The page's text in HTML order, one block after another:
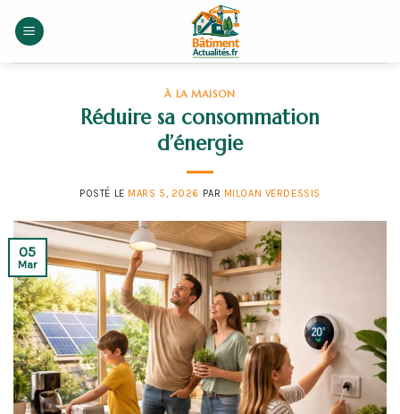
À LA MAISON
Réduire sa consommation
d’énergie
POSTÉ LE MARS 5, 2026 PAR MILOAN VERDESSIS
05
Mar